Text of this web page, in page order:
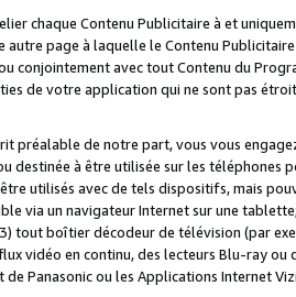
chaque Contenu Publicitaire à et
autre page à laquelle le Contenu
conjointement avec tout Contenu du
de votre application qui ne sont pas
préalable de notre part, vous vous
destinée à être utilisée sur les téléphones
utilisés avec de tels dispositifs, mais
via un navigateur Internet sur une
tout boîtier décodeur de télévision (par
vidéo en continu, des lecteurs Blu-ray
de Panasonic ou les Applications Internet